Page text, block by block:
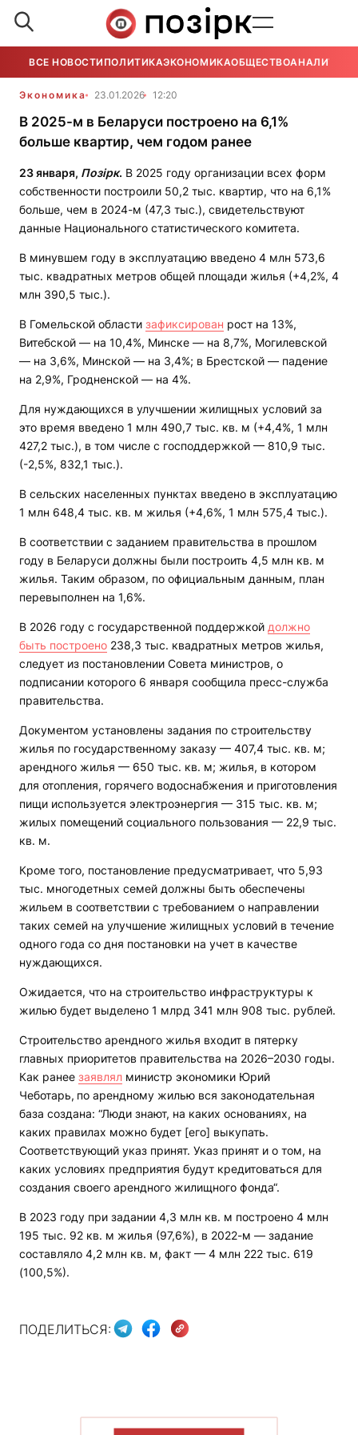
ВСЕ НОВОСТИ ПОЛИТИКАЭКОНОМИКАОБЩЕСТВОАНАЛИТИКА
Экономика 23.01.2026 12:20
В 2025-м в Беларуси построено на 6,1%
больше квартир, чем годом ранее
23января, Позірк. В 2025 году организации всех форм
собственности построили 50,2 тыс. квартир, что на 6,1%
больше, чем в 2024-м (47,3 тыс.), свидетельствуют
данные Национального статистического комитета.
В минувшем году в эксплуатацию введено 4 млн 573,6
тыс. квадратных метров общей площади жилья (+4,2%, 4
млн 390,5 тыс.).
В Гомельской области зафиксирован рост на 13%,
Витебской — на 10,4%, Минске — на 8,7%, Могилевской
— на 3,6%, Минской — на 3,4%; в Брестской — падение
на 2,9%, Гродненской — на 4%.
Для нуждающихся в улучшении жилищных условий за
это время введено 1 млн 490,7 тыс. кв. м (+4,4%, 1 млн
427,2 тыс.), в том числе с господдержкой — 810,9 тыс.
(-2,5%, 832,1 тыс.).
В сельских населенных пунктах введено в эксплуатацию
1 млн 648,4 тыс. кв. м жилья (+4,6%, 1 млн 575,4 тыс.).
В соответствии с заданием правительства в прошлом
году в Беларуси должны были построить 4,5 млн кв. м
жилья. Таким образом, по официальным данным, план
перевыполнен на 1,6%.
В 2026 году с государственной поддержкой должно
быть построено 238,3 тыс. квадратных метров жилья,
следует из постановлении Совета министров, о
подписании которого 6 января сообщила пресс-служба
правительства.
Документом установлены задания по строительству
жилья по государственному заказу — 407,4 тыс. кв. м;
арендного жилья — 650 тыс. кв. м; жилья, в котором
для отопления, горячего водоснабжения и приготовления
пищи используется электроэнергия — 315 тыс. кв. м;
жилых помещений социального пользования — 22,9 тыс.
кв. м.
Кроме того, постановление предусматривает, что 5,93
тыс. многодетных семей должны быть обеспечены
жильем в соответствии с требованием о направлении
таких семей на улучшение жилищных условий в течение
одного года со дня постановки на учет в качестве
нуждающихся.
Ожидается, что на строительство инфраструктуры к
жилью будет выделено 1 млрд 341 млн 908 тыс. рублей.
Строительство арендного жилья входит в пятерку
главных приоритетов правительства на 2026–2030 годы.
Как ранее заявлял министр экономики Юрий
Чеботарь, по арендному жилью вся законодательная
база создана: “Люди знают, на каких основаниях, на
каких правилах можно будет [его] выкупать.
Соответствующий указ принят. Указ принят и о том, на
каких условиях предприятия будут кредитоваться для
создания своего арендного жилищного фонда“.
В 2023 году при задании 4,3 млн кв. м построено 4 млн
195 тыс. 92 кв. м жилья (97,6%), в 2022-м — задание
составляло 4,2 млн кв. м, факт — 4 млн 222 тыс. 619
(100,5%).
ПОДЕЛИТЬСЯ: